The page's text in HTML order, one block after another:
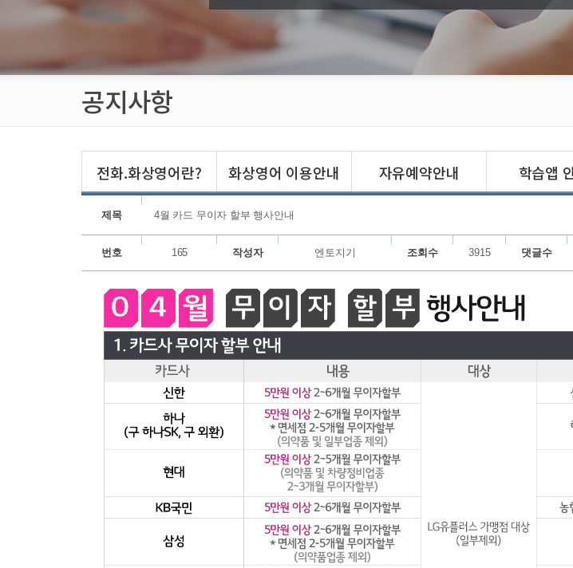
공지사항
전화.화상영어란? 화상영어 이용안내 자유예약안내 학습앱
제목 4월 카드 무이자 할부 행사안내
번호 165 작성자 엔토지기 조회수 3915 댓글수